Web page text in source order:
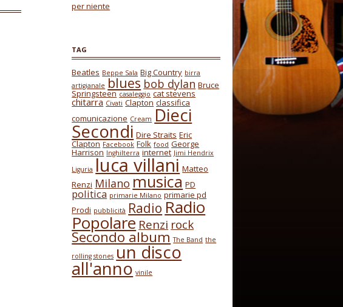
per niente
TAG
Beatles Beppe Sala Big Country birra
artigianale blues bob dylan Bruce
Springsteen casaleggio cat stevens
chitarra Civati Clapton classifica
comunicazione Cream Dieci
Secondi Dire Straits Eric
Clapton Facebook Folk food George
Harrison Inghilterra internet Jimi Hendrix
Liguria luca villani Matteo
Renzi Milano musica PD
politica primarie Milano primarie pd
Prodi pubblicità RadioRadio
Popolare Renzi rock
Secondo album The Band the
rolling stones un disco
all'anno vinile